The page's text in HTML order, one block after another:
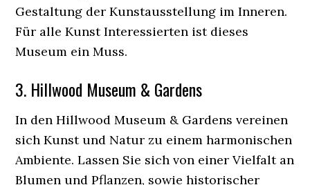
Gestaltung der Kunstausstellung im Inneren.
Für alle Kunst Interessierten ist dieses
Museum ein Muss.
3. Hillwood Museum & Gardens
In den Hillwood Museum & Gardens vereinen
sich Kunst und Natur zu einem harmonischen
Ambiente. Lassen Sie sich von einer Vielfalt an
Blumen und Pflanzen, sowie historischer